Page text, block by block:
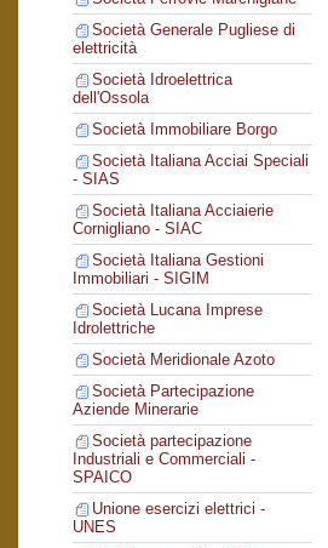
Società Generale Pugliese di
elettricità
Società Idroelettrica
dell'Ossola
Società Immobiliare Borgo
Società Italiana Acciai Speciali
- SIAS
Società Italiana Acciaierie
Cornigliano - SIAC
Società Italiana Gestioni
Immobiliari - SIGIM
Società Lucana Imprese
Idrolettriche
Società Meridionale Azoto
Società Partecipazione
Aziende Minerarie
Società partecipazione
Industriali e Commerciali -
SPAICO
Unione esercizi elettrici -
UNES